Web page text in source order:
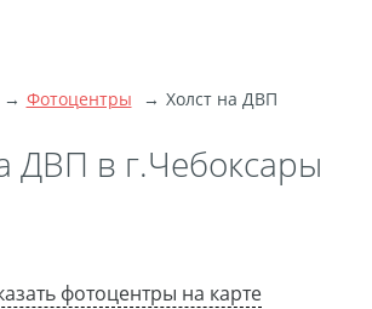
Фотоцентры Холст на ДВП
ДВП в г.Чебоксары
фотоцентры на карте